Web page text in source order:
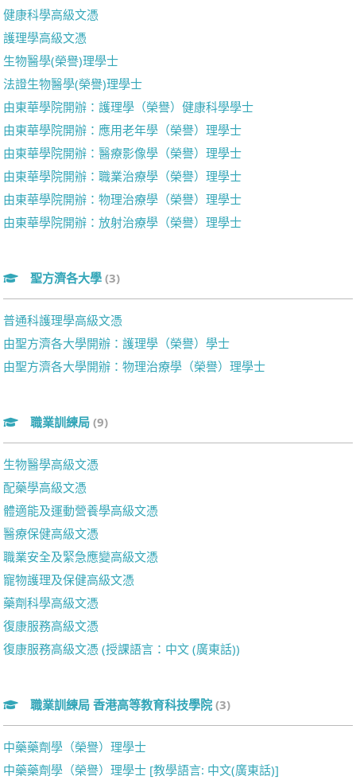
健康科學高級文憑
護理學高級文憑
生物醫學(榮譽)理學士
法證生物醫學(榮譽)理學士
由東華學院開辦：護理學（榮譽）健康科學學士
由東華學院開辦：應用老年學（榮譽）理學士
由東華學院開辦：醫療影像學（榮譽）理學士
由東華學院開辦：職業治療學（榮譽）理學士
由東華學院開辦：物理治療學（榮譽）理學士
由東華學院開辦：放射治療學（榮譽）理學士
聖方濟各大學 (3)
普通科護理學高級文憑
由聖方濟各大學開辦：護理學（榮譽）學士
由聖方濟各大學開辦：物理治療學（榮譽）理學士
職業訓練局 (9)
生物醫學高級文憑
配藥學高級文憑
體適能及運動營養學高級文憑
醫療保健高級文憑
職業安全及緊急應變高級文憑
寵物護理及保健高級文憑
藥劑科學高級文憑
復康服務高級文憑
復康服務高級文憑 (授課語言：中文 (廣東話))
職業訓練局 香港高等教育科技學院 (3)
中藥藥劑學（榮譽）理學士
中藥藥劑學（榮譽）理學士 [教學語言: 中文(廣東話)]